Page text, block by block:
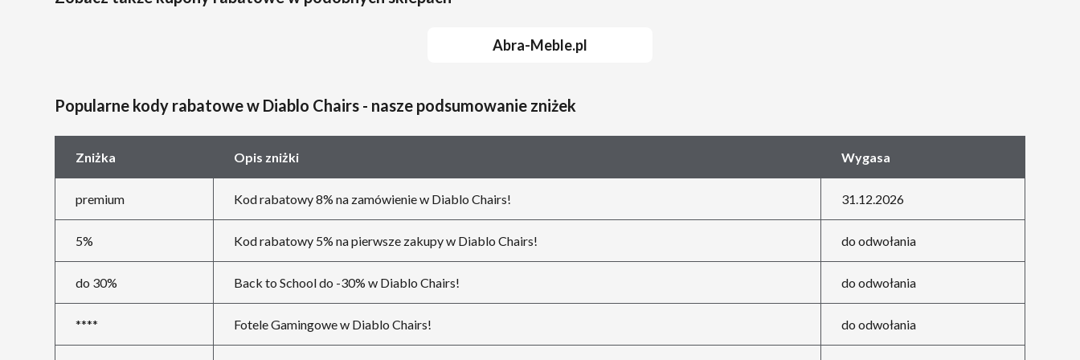
Abra-Meble.pl
Popularne kody rabatowe w Diablo Chairs - nasze podsumowanie zniżek
Zniżka Opis zniżki Wygasa
premium Kod rabatowy 8% na zamówienie w Diablo Chairs! 31.12.2026
5% Kod rabatowy 5% na pierwsze zakupy w Diablo Chairs! do odwołania
do 30% Back to School do -30% w Diablo Chairs! do odwołania
**** Fotele Gamingowe w Diablo Chairs! do odwołania